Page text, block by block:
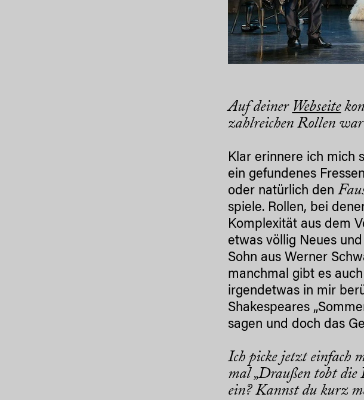
Auf deiner Webseite
zahlreichen Rollen
Klar erinnere ich mich
ein gefundenes
oder natürlich den
spiele. Rollen, bei
Komplexität aus dem
etwas völlig Neues
Sohn aus Werner
manchmal gibt es
irgendetwas in mir
Shakespeares
sagen und doch das
Ich picke jetzt einfach
mal „Draußen tobt
ein? Kannst du kurz